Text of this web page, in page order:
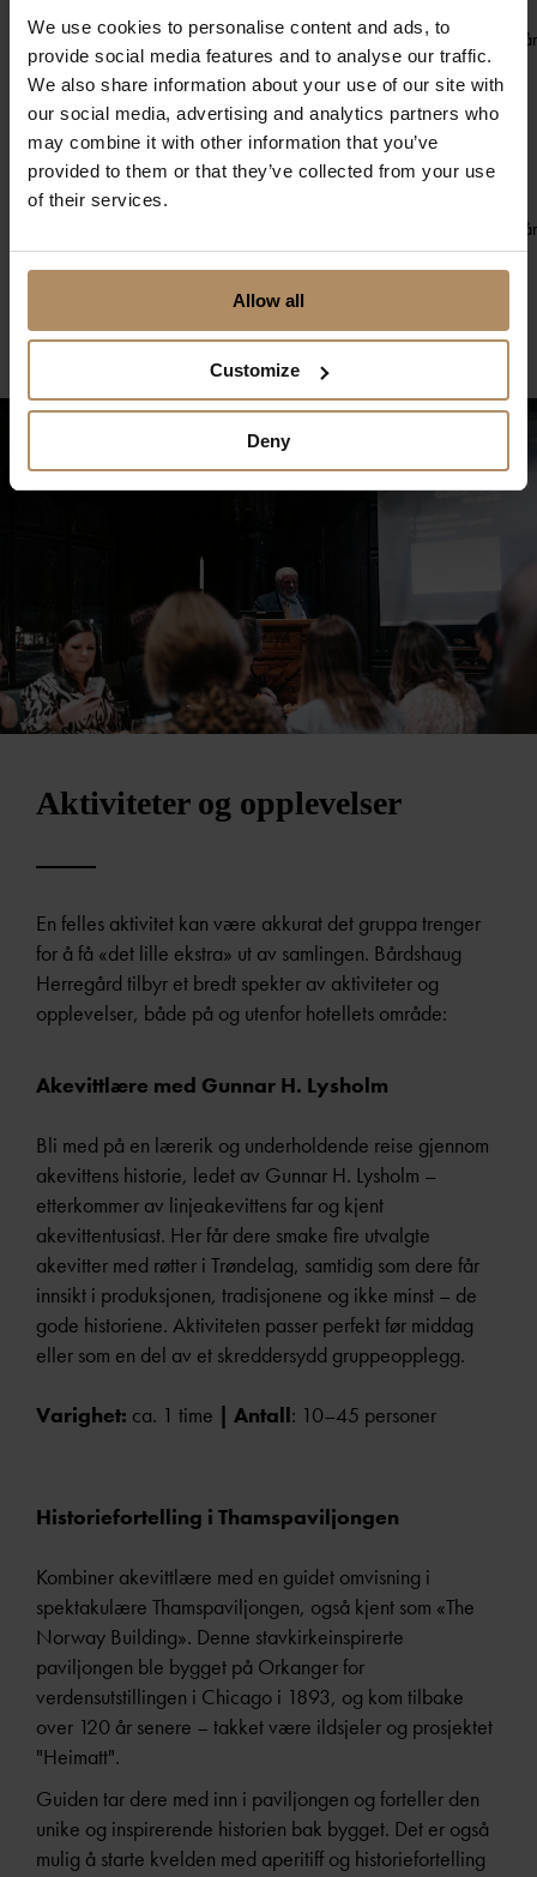
We use cookies to personalise content and ads, to
provide social media features and to analyse our traffic.
We also share information about your use of our site with
our social media, advertising and analytics partners who
may combine it with other information that you’ve
provided to them or that they’ve collected from your use
of their services.
Allow all
Customize
Deny
2 tilstøtende grupperom
Stort, privat pauseområde
I «Borgstua» vis a vis
Møterom Svorkmo
83 kvm
Max antall 60
Dagslys
Møterom Evjen
36 kvm
Max antall 24
I «Borgstua» vis a vis
Aktiviteter og opplevelser
En felles aktivitet kan være akkurat det gruppa trenger
for å få «det lille ekstra» ut av samlingen. Bårdshaug
Herregård tilbyr et bredt spekter av aktiviteter og
opplevelser, både på og utenfor hotellets område:
Akevittlære med Gunnar H. Lysholm
Bli med på en lærerik og underholdende reise gjennom
akevittens historie, ledet av Gunnar H. Lysholm –
etterkommer av linjeakevittens far og kjent
akevittentusiast. Her får dere smake fire utvalgte
akevitter med røtter i Trøndelag, samtidig som dere får
innsikt i produksjonen, tradisjonene og ikke minst – de
gode historiene. Aktiviteten passer perfekt før middag
eller som en del av et skreddersydd gruppeopplegg.
Varighet: ca. 1 time | Antall: 10–45 personer
Historiefortelling i Thamspaviljongen
Kombiner akevittlære med en guidet omvisning i
spektakulære Thamspaviljongen, også kjent som «The
Norway Building». Denne stavkirkeinspirerte
paviljongen ble bygget på Orkanger for
verdensutstillingen i Chicago i 1893, og kom tilbake
over 120 år senere – takket være ildsjeler og prosjektet
"Heimatt".
Guiden tar dere med inn i paviljongen og forteller den
unike og inspirerende historien bak bygget. Det er også
mulig å starte kvelden med aperitiff og historiefortelling